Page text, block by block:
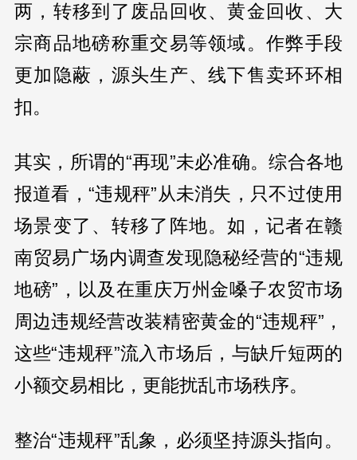
两，转移到了废品回收、黄金回收、大
宗商品地磅称重交易等领域。作弊手段
更加隐蔽，源头生产、线下售卖环环相
扣。
其实，所谓的“再现”未必准确。综合各地
报道看，“违规秤”从未消失，只不过使用
场景变了、转移了阵地。如，记者在赣
南贸易广场内调查发现隐秘经营的“违规
地磅”，以及在重庆万州金嗓子农贸市场
周边违规经营改装精密黄金的“违规秤”，
这些“违规秤”流入市场后，与缺斤短两的
小额交易相比，更能扰乱市场秩序。
整治“违规秤”乱象，必须坚持源头指向。